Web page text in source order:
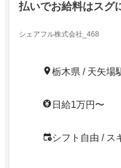
払いでお給料はスグ
シェアフル株式会社_468
栃木県 / 天矢場
日給1万円〜
シフト自由 / ス